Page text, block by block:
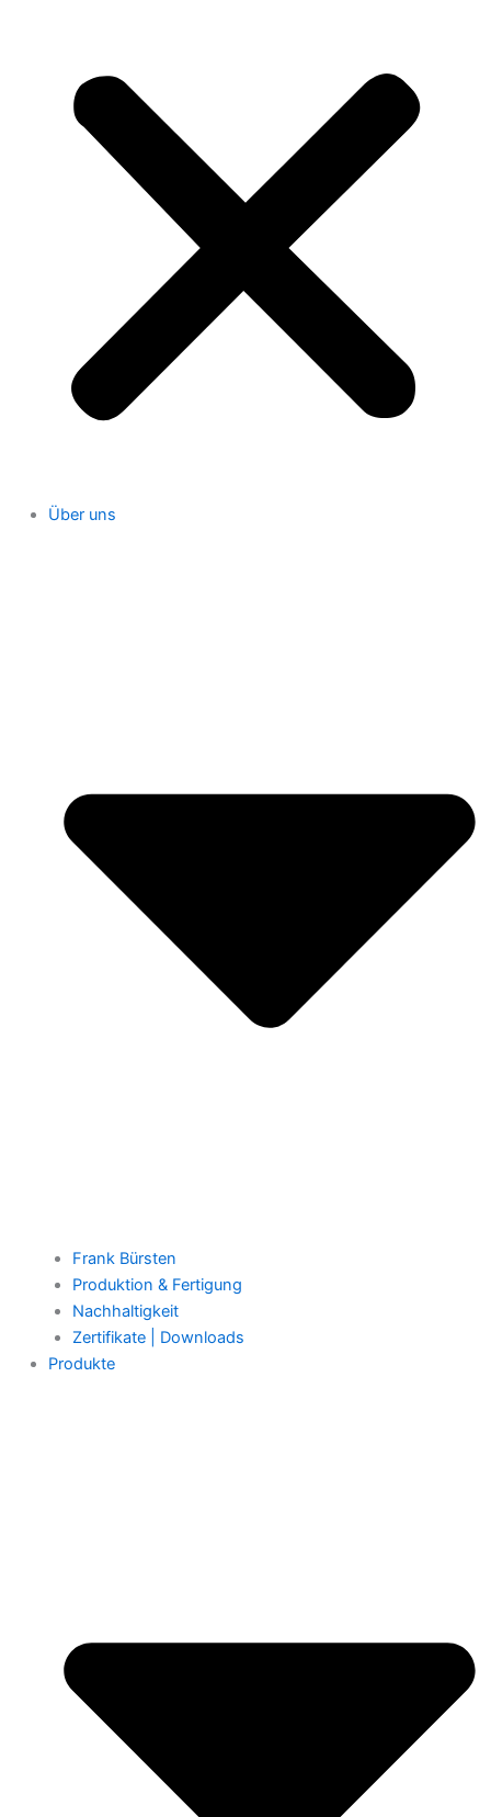
Über uns
Frank Bürsten
Produktion & Fertigung
Nachhaltigkeit
Zertifikate | Downloads
Produkte